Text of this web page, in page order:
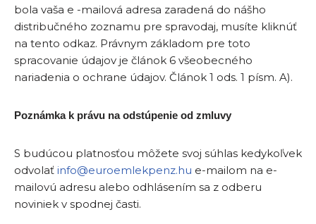
bola vaša e -mailová adresa zaradená do nášho
distribučného zoznamu pre spravodaj, musíte kliknúť
na tento odkaz. Právnym základom pre toto
spracovanie údajov je článok 6 všeobecného
nariadenia o ochrane údajov. Článok 1 ods. 1 písm. A).
Poznámka k právu na odstúpenie od zmluvy
S budúcou platnosťou môžete svoj súhlas kedykoľvek
odvolať info@euroemlekpenz.hu e-mailom na e-
mailovú adresu alebo odhlásením sa z odberu
noviniek v spodnej časti.